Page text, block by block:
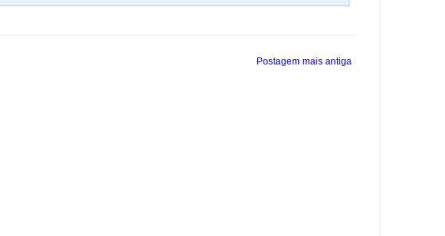
Postagem mais antiga